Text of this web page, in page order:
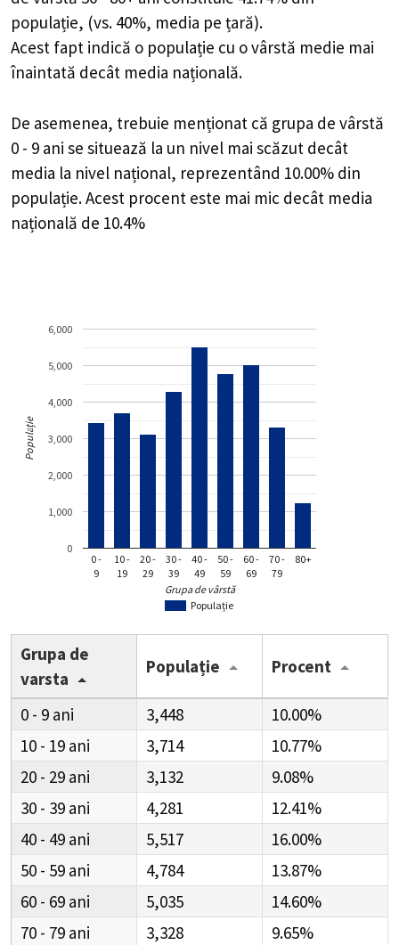
populație, (vs. 40%, media pe țară).
Acest fapt indică o populație cu o vârstă medie mai
înaintată decât media națională.
De asemenea, trebuie menționat că grupa de vârstă
0 - 9 ani se situează la un nivel mai scăzut decât
media la nivel național, reprezentând 10.00% din
populație. Acest procent este mai mic decât media
națională de 10.4%
Populație
0 -
9
10 -
19
20 -
29
30 -
39
40 -
49
50 -
59
60 -
69
70 -
79
80+
0
1,000
2,000
3,000
4,000
5,000
6,000
Grupa de vârstă
Populație
Grupa de
varsta
Populație Procent
0 - 9 3,448
10.00%
10 - 19
3,714
10.77%
20 - 29
3,132
9.08%
30 - 39
4,281
12.41%
40 - 49
5,517
16.00%
50 - 59
4,784
13.87%
60 - 69
5,035
14.60%
70 - 79
3,328
9.65%